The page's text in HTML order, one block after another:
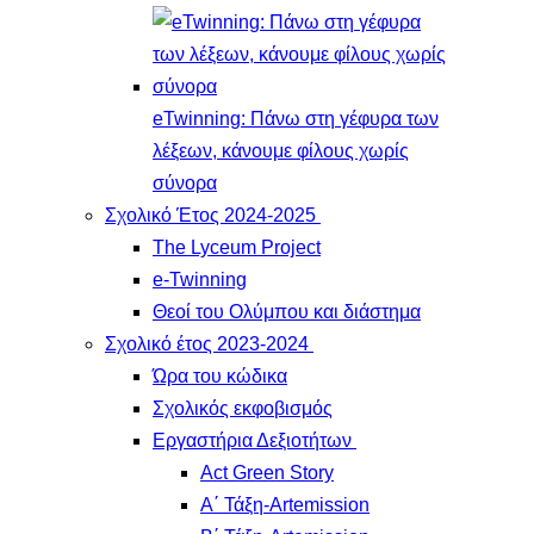
eTwinning: Πάνω στη γέφυρα των
λέξεων, κάνουμε φίλους χωρίς
σύνορα
Σχολικό Έτος 2024-2025
The Lyceum Project
e-Twinning
Θεοί του Ολύμπου και διάστημα
Σχολικό έτος 2023-2024
Ώρα του κώδικα
Σχολικός εκφοβισμός
Εργαστήρια Δεξιοτήτων
Act Green Story
Α΄ Τάξη-Artemission